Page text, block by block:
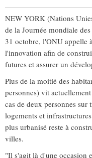
NEW YORK (Nations
de la Journée mondiale
31 octobre, l'ONU appelle
l'innovation afin de
futures et assurer un
Plus de la moitié des
personnes) vit
cas de deux personnes sur
logements et
plus urbanisé reste à
villes.
"Il s'agit là d'une occasion